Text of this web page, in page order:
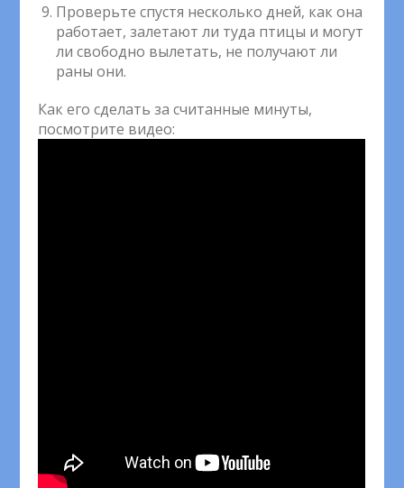
Проверьте спустя несколько дней, как она
работает, залетают ли туда птицы и могут
ли свободно вылетать, не получают ли
раны они.
Как его сделать за считанные минуты,
посмотрите видео: